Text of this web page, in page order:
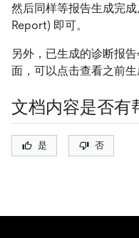
然后同样等报告生成完
Report) 即可。
另外，已生成的诊断报
面，可以点击查看之前生
文档内容是否有
是 否